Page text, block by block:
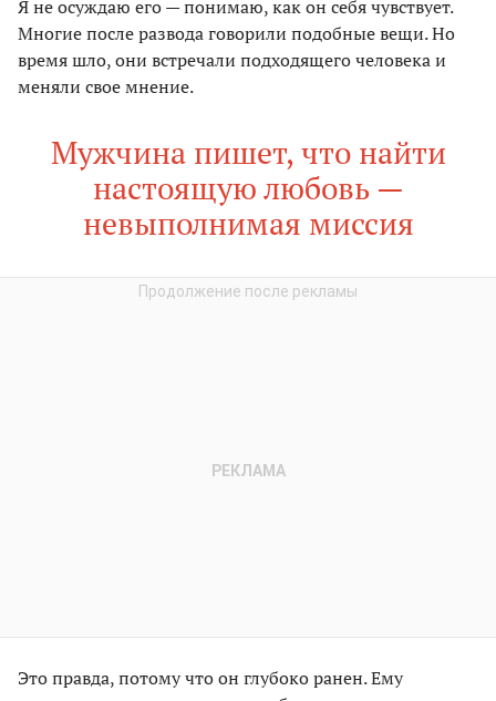
Я не осуждаю его — понимаю, как он себя чувствует.
Многие после развода говорили подобные вещи. Но
время шло, они встречали подходящего человека и
меняли свое мнение.
Мужчина пишет, что найти
настоящую любовь —
невыполнимая миссия
Это правда, потому что он глубоко ранен. Ему